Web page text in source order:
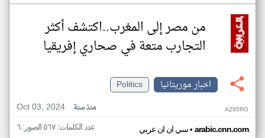
من مصر إلى المغرب..اكتشف أكثر
التجارب متعة في صحاري إفريقيا
اخبار موريتانيا
Politics
Oct 03, 2024
منذ سنة AZ95RO
سي ان ان عربي• arabic.cnn.com عدد الكلمات: ٥٦٧ الصور: ٦